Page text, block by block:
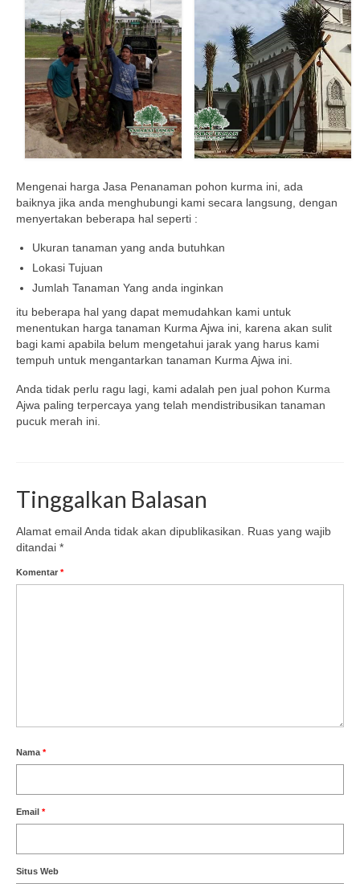
Mengenai harga Jasa Penanaman pohon kurma ini, ada
baiknya jika anda menghubungi kami secara langsung, dengan
menyertakan beberapa hal seperti :
Ukuran tanaman yang anda butuhkan
Lokasi Tujuan
Jumlah Tanaman Yang anda inginkan
itu beberapa hal yang dapat memudahkan kami untuk
menentukan harga tanaman Kurma Ajwa ini, karena akan sulit
bagi kami apabila belum mengetahui jarak yang harus kami
tempuh untuk mengantarkan tanaman Kurma Ajwa ini.
Anda tidak perlu ragu lagi, kami adalah pen jual pohon Kurma
Ajwa paling terpercaya yang telah mendistribusikan tanaman
pucuk merah ini.
Tinggalkan Balasan
Alamat email Anda tidak akan dipublikasikan.
Ruas yang wajib
ditandai *
Komentar *
Nama *
Email *
Situs Web